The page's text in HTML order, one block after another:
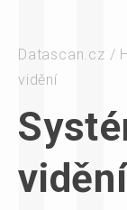
Datascan.cz /
vidění
vidění